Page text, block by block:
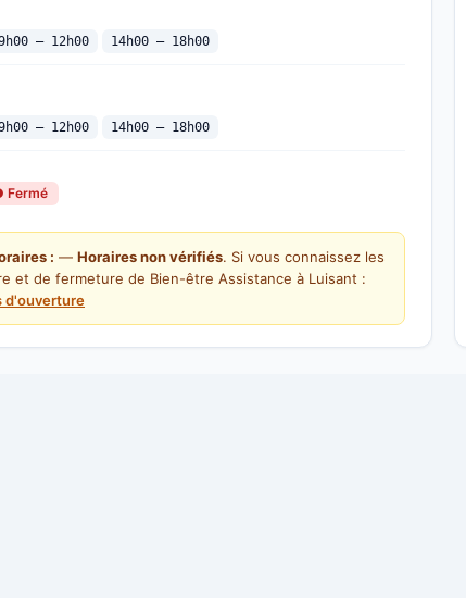
— 12h00 14h00 — 18h00
— 12h00 14h00 — 18h00
Fermé
: — Horaires non vérifiés. Si vous connaissez les
et de fermeture de Bien-être Assistance à Luisant :
d'ouverture